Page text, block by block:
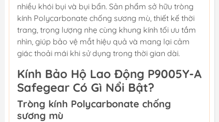
nhiều khói bụi và bụi bẩn. Sản phẩm sở hữu tròng
kính Polycarbonate chống sương mù, thiết kế thời
trang, trọng lượng nhẹ cùng khung kính tối ưu tầm
nhìn, giúp bảo vệ mắt hiệu quả và mang lại cảm
giác thoải mái khi sử dụng trong thời gian dài.
Kính Bảo Hộ Lao Động P9005Y-A
Safegear Có Gì Nổi Bật?
Tròng kính Polycarbonate chống
sương mù